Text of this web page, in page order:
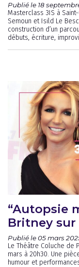
Publié le 18
Masterclass 3IS à
Semoun et Isild Le
construction d’un
débuts, écriture,
“Autopsie
Britney sur
Publié le 05 mars
Le Théâtre Coluche de
mars à 20h30. Une
humour et